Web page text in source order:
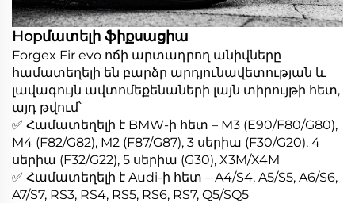
Hopմատելի ֆիքսացիա
Forgex Fir evo ոճի արտադրող անիվները
համատեղելի են բարձր արդյունավետության և
լավագույն ավտոմեքենաների լայն տիրույթի հետ,
այդ թվում՝
✅ Համատեղելի է BMW-ի հետ – M3 (E90/F80/G80),
M4 (F82/G82), M2 (F87/G87), 3 սերիա (F30/G20), 4
սերիա (F32/G22), 5 սերիա (G30), X3M/X4M
✅ Համատեղելի է Audi-ի հետ – A4/S4, A5/S5, A6/S6,
A7/S7, RS3, RS4, RS5, RS6, RS7, Q5/SQ5